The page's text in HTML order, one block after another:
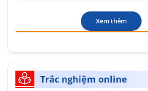
Xem thêm
Trắc nghiệm online